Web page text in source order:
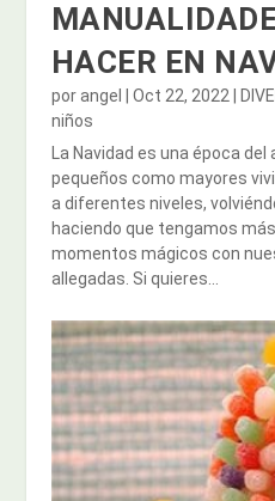
HACER EN
porangel Oct 22, 2022|
niños
La Navidad es una época
pequeños como mayores
a diferentes niveles,
haciendo que tengamos
momentos mágicos con
allegadas. Si quieres...